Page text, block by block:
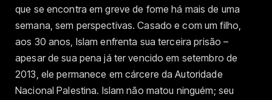
que se encontra em greve de fome há mais de uma
semana, sem perspectivas. Casado e com um filho,
aos 30 anos, Islam enfrenta sua terceira prisão –
apesar de sua pena já ter vencido em setembro de
2013, ele permanece em cárcere da Autoridade
Nacional Palestina. Islam não matou ninguém; seu